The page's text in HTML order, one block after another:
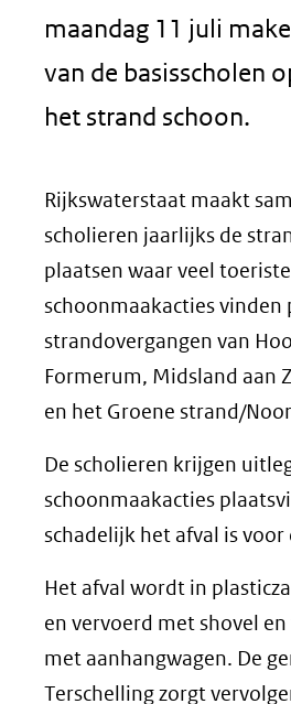
maandag 11 juli
van de basisscholen
het strand schoon.
Rijkswaterstaat maakt
scholieren jaarlijks de
plaatsen waar veel
schoonmaakacties vinden
strandovergangen van
Formerum, Midsland aan
en het Groene strand/
De scholieren krijgen
schoonmaakacties
schadelijk het afval is voor
Het afval wordt in
en vervoerd met shovel
met aanhangwagen. De
Terschelling zorgt